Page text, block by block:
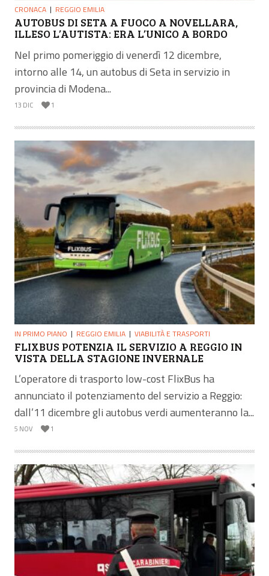
CRONACA REGGIO EMILIA
AUTOBUS DI SETA A FUOCO A NOVELLARA,
ILLESO L’AUTISTA: ERA L’UNICO A BORDO
Nel primo pomeriggio di venerdì 12 dicembre,
intorno alle 14, un autobus di Seta in servizio in
provincia di Modena...
13 DIC 1
IN PRIMO PIANO REGGIO EMILIA VIABILITÀ E TRASPORTI
FLIXBUS POTENZIA IL SERVIZIO A REGGIO IN
VISTA DELLA STAGIONE INVERNALE
L’operatore di trasporto low-cost FlixBus ha
annunciato il potenziamento del servizio a Reggio:
dall’11 dicembre gli autobus verdi aumenteranno la...
5 NOV 1